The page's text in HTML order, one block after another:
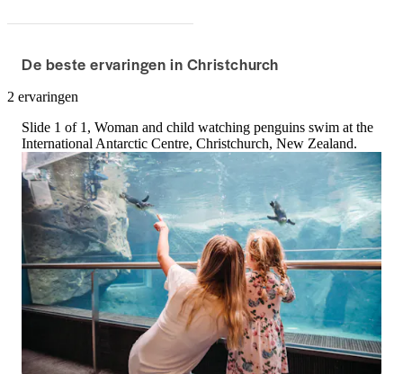
De beste ervaringen in Christchurch
2 ervaringen
Slide 1 of 1, Woman and child watching penguins swim at the
International Antarctic Centre, Christchurch, New Zealand.